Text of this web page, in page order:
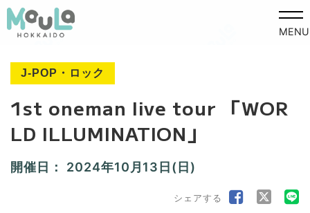
MENU
J-POP・ロック
1st oneman live tour 「WOR
LD ILLUMINATION」
開催日： 2024年10月13日(日)
シェアする